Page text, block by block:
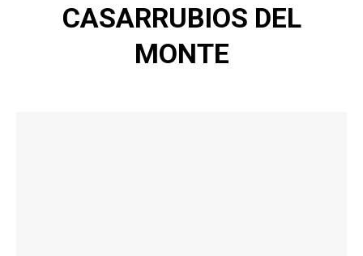
CASARRUBIOS DEL
MONTE